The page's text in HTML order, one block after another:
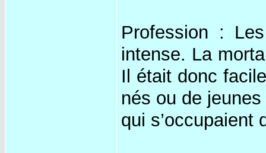
Profession :
intense. La
Il était donc
nés ou de
qui s’occupaient